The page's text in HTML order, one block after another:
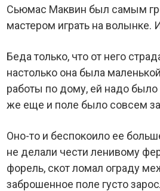
Сьюмас Маквин был самым
мастером играть на волынке.
Беда только, что от него
настолько она была
работы по дому, ей надо было
же еще и поле было совсем
Оно-то и беспокоило ее
не делали чести ленивому
форель, скот ломал ограду
заброшенное поле густо